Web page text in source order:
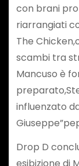
con brani
riarrangiati
The
scambi tra
Mancuso è
influenzato
Drop D